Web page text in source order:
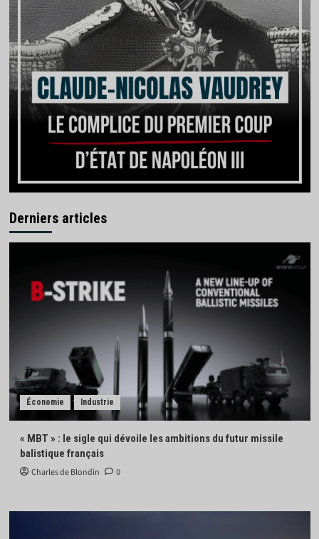
Derniers articles
Économie Industrie
« MBT » : le sigle qui dévoile les ambitions du futur missile
balistique français
Charles de Blondin 0